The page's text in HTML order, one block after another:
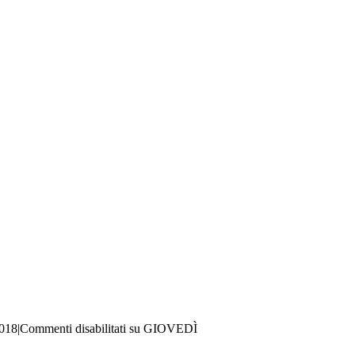
|Commenti disabilitati su GIOVEDÌ